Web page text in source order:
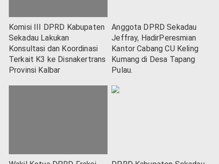
Komisi III DPRD Kabupaten
Sekadau Lakukan
Konsultasi dan Koordinasi
Terkait K3 ke Disnakertrans
Provinsi Kalbar
Anggota DPRD Sekadau
Jeffray, HadirPeresmian
Kantor Cabang CU Keling
Kumang di Desa Tapang
Pulau.